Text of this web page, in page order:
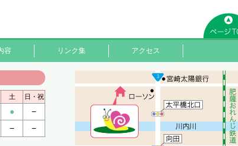
容 リンク集 アクセス
土 日・祝
● −
− −